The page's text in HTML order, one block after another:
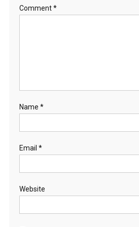
Comment*
Name *
Email *
Website